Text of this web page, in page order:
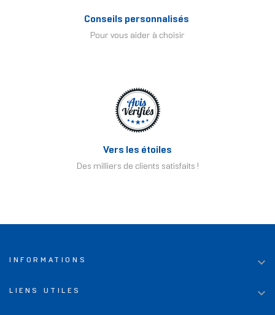
Conseils personnalisés
Pour vous aider à choisir
Vers les étoiles
Des milliers de clients satisfaits !
INFORMATIONS 
LIENS UTILES 